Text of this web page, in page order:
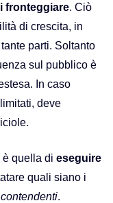
fronteggiare. Ciò
di crescita, in
parti. Soltanto
sul pubblico è
In caso
deve
quella di eseguire
quali siano i
.